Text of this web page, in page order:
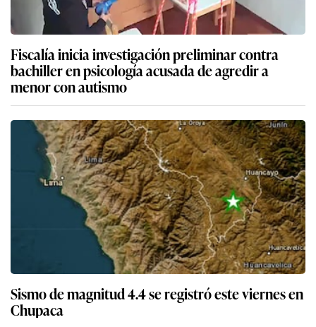
Fiscalía inicia investigación preliminar contra
bachiller en psicología acusada de agredir a
menor con autismo
Sismo de magnitud 4.4 se registró este viernes en
Chupaca